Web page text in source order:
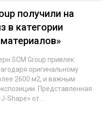
получили на
в категории
SCM Group привлек
оригинальному
2600 м2, и важным
Представленная
Shape» от...